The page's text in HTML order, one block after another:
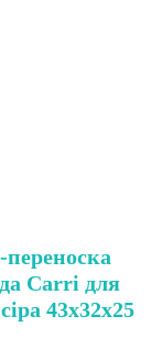
Carri для
43х32х25